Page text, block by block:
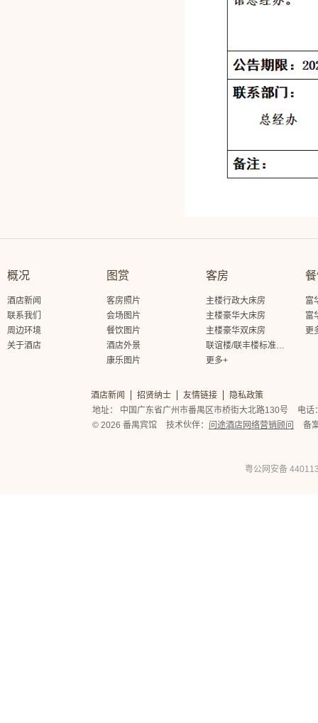
概况
酒店新闻
联系我们
周边环境
关于酒店
图赏
客房照片
会场图片
餐饮图片
酒店外景
康乐图片
客房
主楼行政大床房
主楼豪华大床房
主楼豪华双床房
联谊楼/联丰楼标准大床房
更多+
富
富
更
酒店新闻 招贤纳士 友情链接
隐私政策
地址： 中国广东省广州市番禺区市桥街大北路130号
电话
© 2026 番禺宾馆
技术伙伴： 问途酒店网络营销顾问 备
粤公网安备